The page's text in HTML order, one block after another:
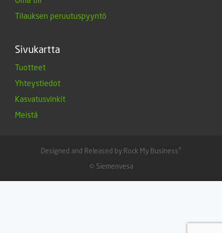
Tilauksen peruutuspyyntö
Sivukartta
Tuotteet
Yhteystiedot
Kasvatusvinkit
Meistä
Designed and Released by Rock My Business®
© Siemenvesa